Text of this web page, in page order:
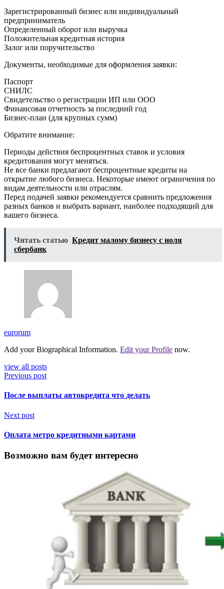
Зарегистрированный бизнес или индивидуальный
предприниматель
Определенный оборот или выручка
Положительная кредитная история
Залог или поручительство
Документы, необходимые для оформления заявки:
Паспорт
СНИЛС
Свидетельство о регистрации ИП или ООО
Финансовая отчетность за последний год
Бизнес-план (для крупных сумм)
Обратите внимание:
Периоды действия беспроцентных ставок и условия
кредитования могут меняться.
Не все банки предлагают беспроцентные кредиты на
открытие любого бизнеса. Некоторые имеют ограничения по
видам деятельности или отраслям.
Перед подачей заявки рекомендуется сравнить предложения
разных банков и выбрать вариант, наиболее подходящий для
вашего бизнеса.
Читать статью Кредит малому бизнесу с ноля
сбербанк
eurorum
Add your Biographical Information. Edit your Profile now.
view all posts
Previous post
После выплаты автокредита что делать
Next post
Оплата метро кредитными картами
Возможно вам будет интересно